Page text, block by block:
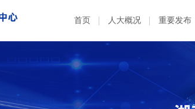
首页 人大概况 重要发布